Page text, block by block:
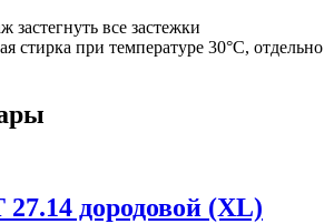
застегнуть все застежки
стирка при температуре 30°С, отдельно
дородовой (XL)